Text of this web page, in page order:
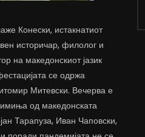
Конески, истакнатиот
историчар, филолог и
на македонскиот јазик
се одржа
Митевски. Вечерва е
имиња од македонската
Тарапуза, Иван Чаповски,